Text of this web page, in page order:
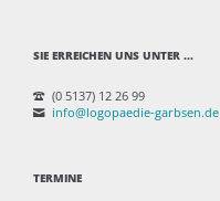
SIE ERREICHEN UNS UNTER ...
(0 5137) 12 26 99
info@logopaedie-garbsen.de
TERMINE